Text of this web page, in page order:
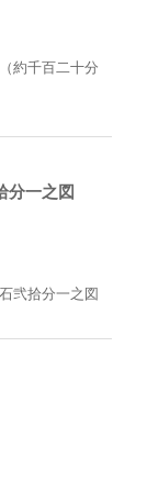
約千百二十分
分一之図
弐拾分一之図